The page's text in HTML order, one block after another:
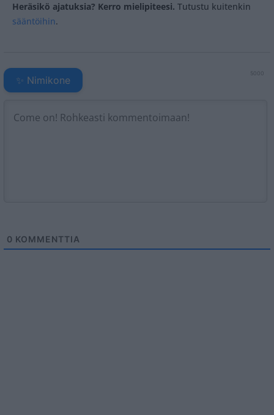
Heräsikö ajatuksia? Kerro mielipiteesi. Tutustu kuitenkin
sääntöihin.
5000
✨ Nimikone
0 KOMMENTTIA